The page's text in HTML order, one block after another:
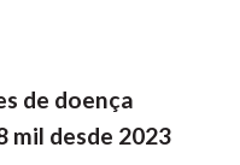
de doença
mil desde 2023